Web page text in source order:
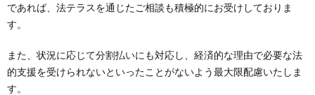
であれば、法テラスを通じたご相談も積極的にお受けしておりま
す。
また、状況に応じて分割払いにも対応し、経済的な理由で必要な法
的支援を受けられないといったことがないよう最大限配慮いたしま
す。